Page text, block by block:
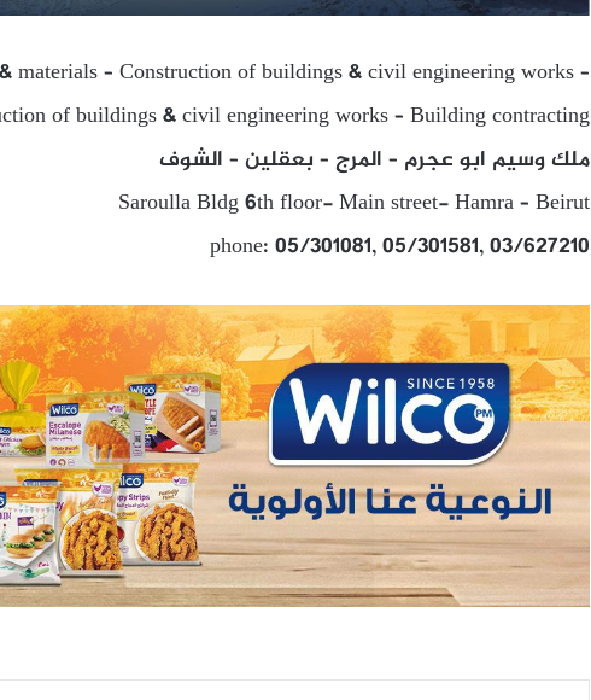
materials – Construction of buildings & civil engineering works –
of buildings & civil engineering works – Building contracting
ملك وسيم ابو عجرم – المرج – بعقلين – الشوف
Saroulla Bldg 6th floor- Main street- Hamra – Beirut
phone: 05/301081, 05/301581, 03/627210